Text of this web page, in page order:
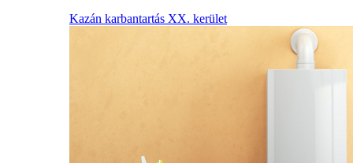
Kazán karbantartás XX. kerület